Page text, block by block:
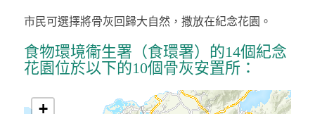
市民可選擇將骨灰回歸大自然，撒放在紀念花園。
食物環境衞生署（食環署）的14個紀念
花園位於以下的10個骨灰安置所：
+